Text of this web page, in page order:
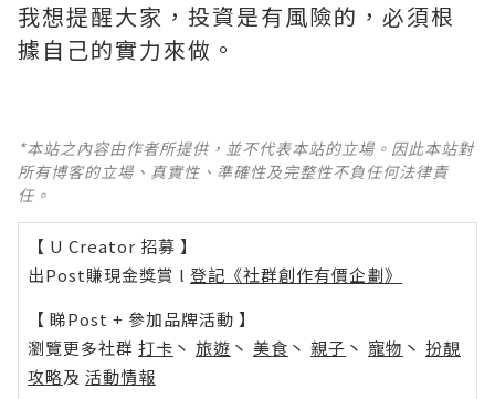
我想提醒大家，投資是有風險的，必須根
據自己的實力來做。
*本站之內容由作者所提供，並不代表本站的立場。因此本站對
所有博客的立場、真實性、準確性及完整性不負任何法律責
任。
【 U Creator 招募 】
出Post賺現金獎賞 l 登記《社群創作有價企劃》
【 睇Post + 參加品牌活動 】
瀏覽更多社群 打卡 丶 旅遊 丶 美食 丶 親子 丶 寵物 丶 扮靚
攻略及 活動情報